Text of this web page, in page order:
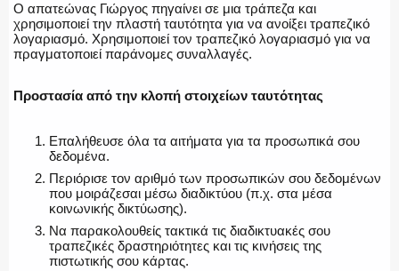
Ο απατεώνας Γιώργος πηγαίνει σε μια τράπεζα και
χρησιμοποιεί την πλαστή ταυτότητα για να ανοίξει τραπεζικό
λογαριασμό. Χρησιμοποιεί τον τραπεζικό λογαριασμό για να
πραγματοποιεί παράνομες συναλλαγές.
Προστασία από την κλοπή στοιχείων ταυτότητας
Επαλήθευσε όλα τα αιτήματα για τα προσωπικά σου
δεδομένα.
Περιόρισε τον αριθμό των προσωπικών σου δεδομένων
που μοιράζεσαι μέσω διαδικτύου (π.χ. στα μέσα
κοινωνικής δικτύωσης).
Να παρακολουθείς τακτικά τις διαδικτυακές σου
τραπεζικές δραστηριότητες και τις κινήσεις της
πιστωτικής σου κάρτας.